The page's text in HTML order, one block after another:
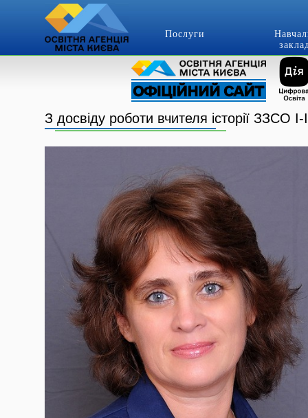
Послуги
З досвіду роботи вчителя історії ЗЗСО